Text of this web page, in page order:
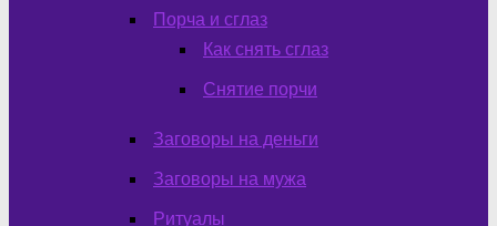
Порча и сглаз
Как снять сглаз
Снятие порчи
Заговоры на деньги
Заговоры на мужа
Ритуалы